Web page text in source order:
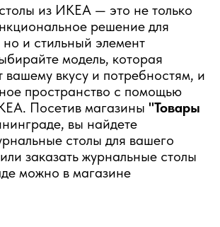
из ИКЕА — это не только
решение для
и стильный элемент
модель, которая
вашему вкусу и потребностям, и
пространство с помощью
Посетив магазины "Товары
вы найдете
столы для вашего
заказать журнальные столы
можно в магазине